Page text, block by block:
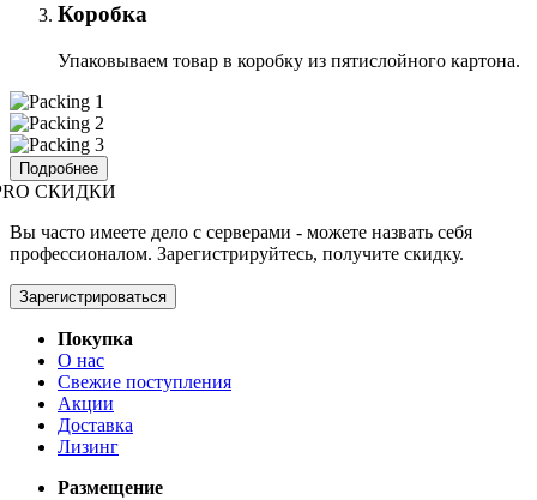
Коробка
Упаковываем товар в коробку из пятислойного картона.
Подробнее
СКИДКИ
Вы часто имеете дело с серверами - можете назвать себя
профессионалом. Зарегистрируйтесь, получите скидку.
Зарегистрироваться
Покупка
О нас
Свежие поступления
Акции
Доставка
Лизинг
Размещение